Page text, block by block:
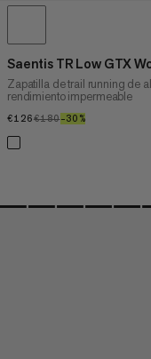
Saentis TR Low GTX
Zapatilla de trail running de
rendimiento impermeable
€126€126
€180€180
–30%